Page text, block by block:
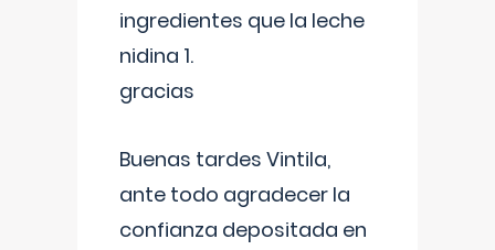
ingredientes que la leche
nidina 1.
gracias
Buenas tardes Vintila,
ante todo agradecer la
confianza depositada en